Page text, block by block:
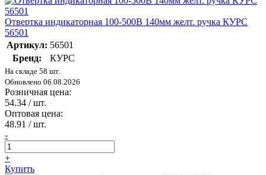
Отвертка индикаторная 100-500В 140мм желт. ручка КУРС
56501
Артикул: 56501
Бренд:
КУРС
На складе 58 шт.
Обновлено 06.08.2026
Розничная цена:
54.34 / шт.
Оптовая цена:
48.91 / шт.
-
+
Купить